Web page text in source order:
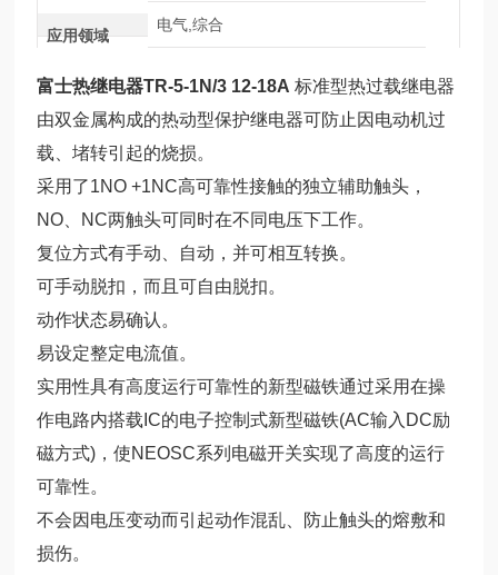
应用领域
电气,综合
富士热继电器TR-5-1N/3 12-18A 标准型热过载继电器
由双金属构成的热动型保护继电器可防止因电动机过
载、堵转引起的烧损。
采用了1NO +1NC高可靠性接触的独立辅助触头，
NO、NC两触头可同时在不同电压下工作。
复位方式有手动、自动，并可相互转换。
可手动脱扣，而且可自由脱扣。
动作状态易确认。
易设定整定电流值。
实用性具有高度运行可靠性的新型磁铁通过采用在操
作电路内搭载IC的电子控制式新型磁铁(AC输入DC励
磁方式)，使NEOSC系列电磁开关实现了高度的运行
可靠性。
不会因电压变动而引起动作混乱、防止触头的熔敷和
损伤。